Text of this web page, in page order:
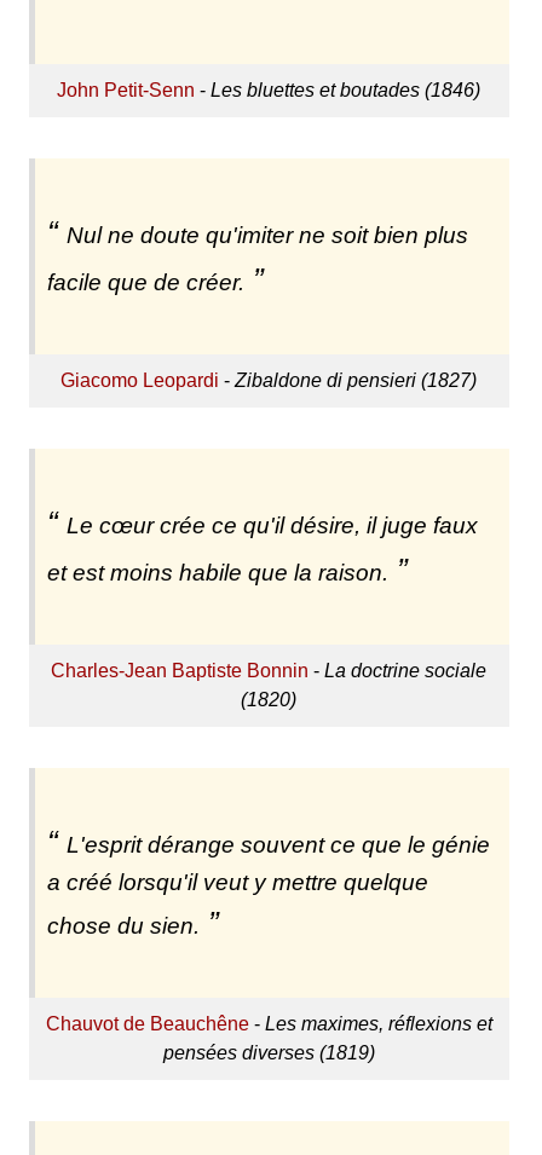
John Petit-Senn -Les bluettes et boutades (1846)
Nul ne doute qu'imiter ne soit bien plus
facile que de créer.
Giacomo Leopardi -Zibaldone di pensieri (1827)
Le cœur crée ce qu'il désire, il juge faux
et est moins habile que la raison.
Charles-Jean Baptiste Bonnin -La doctrine sociale
(1820)
L'esprit dérange souvent ce que le génie
a créé lorsqu'il veut y mettre quelque
chose du sien.
Chauvot de Beauchêne- Les maximes, réflexions et
pensées diverses (1819)